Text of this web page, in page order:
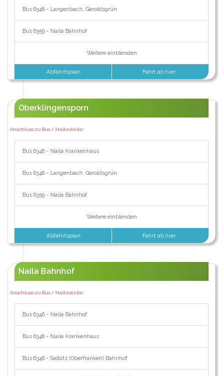
Bus 6348 - Langenbach, Geroldsgrün
Bus 6359 - Naila Bahnhof
Weitere einblenden
Abfahrtsplan Fahrt ab hier
Oberklingensporn
Anschluss zu Bus / Haltestelle:
Bus 6348 - Naila Krankenhaus
Bus 6348 - Langenbach, Geroldsgrün
Bus 6359 - Naila Bahnhof
Weitere einblenden
Abfahrtsplan Fahrt ab hier
Naila Bahnhof
Anschluss zu Bus / Haltestelle:
Bus 6346 - Naila Bahnhof
Bus 6348 - Naila Krankenhaus
Bus 6346 - Selbitz (Oberfranken) Bahnhof